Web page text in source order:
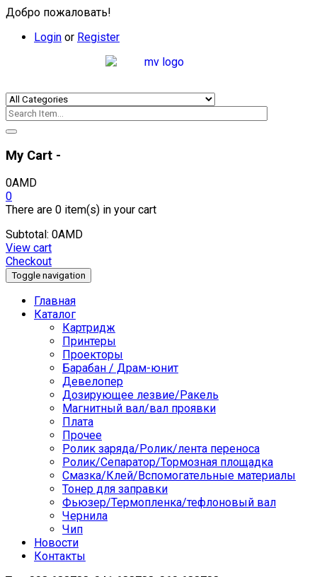
Добро пожаловать!
Login or Register
My Cart -
0AMD
0
There are 0 item(s) in your cart
Subtotal: 0AMD
View cart
Checkout
Toggle navigation
Главная
Каталог
Картридж
Принтеры
Проекторы
Барабан / Драм-юнит
Девелопер
Дозирующее лезвие/Ракель
Магнитный вал/вал проявки
Плата
Прочее
Ролик заряда/Ролик/лента переноса
Ролик/Сепаратор/Тормозная площадка
Смазка/Клей/Вспомогательные материалы
Тонер для заправки
Фьюзер/Термопленка/тефлоновый вал
Чернила
Чип
Новости
Контакты